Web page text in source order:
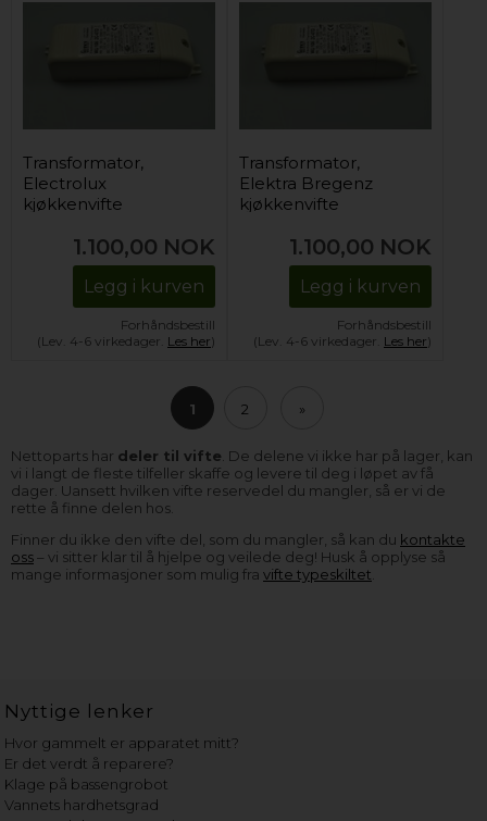
Transformator,
Electrolux
kjøkkenvifte
1.100,00 NOK
Legg i kurven
Forhåndsbestill
(Lev. 4-6 virkedager. Les her)
Transformator,
Elektra Bregenz
kjøkkenvifte
1.100,00 NOK
Legg i kurven
Forhåndsbestill
(Lev. 4-6 virkedager. Les her)
1 2 »
Nettoparts har deler til vifte . De delene vi ikke har på lager, kan
vi i langt de fleste tilfeller skaffe og levere til deg i løpet av få
dager. Uansett hvilken vifte reservedel du mangler, så er vi de
rette å finne delen hos.
Finner du ikke den vifte del, som du mangler, så kan du kontakte
oss– vi sitter klar til å hjelpe og veilede deg! Husk å opplyse så
mange informasjoner som mulig fra vifte typeskiltet
Nyttige lenker
Hvor gammelt er apparatet mitt?
Er det verdt å reparere?
Klage på bassengrobot
Vannets hardhetsgrad